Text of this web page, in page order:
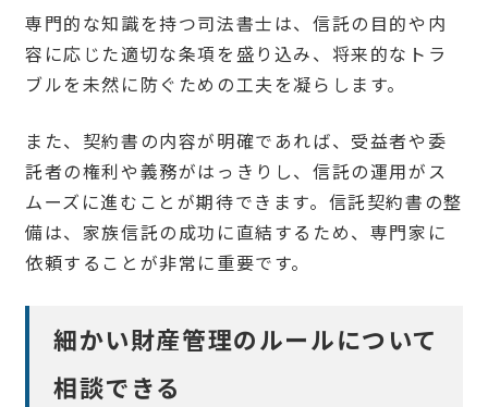
専門的な知識を持つ司法書士は、信託の目的や内
容に応じた適切な条項を盛り込み、将来的なトラ
ブルを未然に防ぐための工夫を凝らします。
また、契約書の内容が明確であれば、受益者や委
託者の権利や義務がはっきりし、信託の運用がス
ムーズに進むことが期待できます。信託契約書の整
備は、家族信託の成功に直結するため、専門家に
依頼することが非常に重要です。
細かい財産管理のルールについて
相談できる